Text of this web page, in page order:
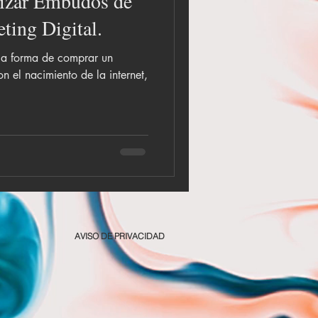
Digital.
forma de comprar un
el nacimiento de la internet,
AVISO DE PRIVACIDAD